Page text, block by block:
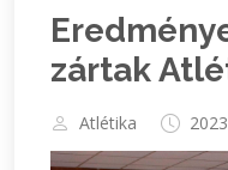
zártak
Atlétika